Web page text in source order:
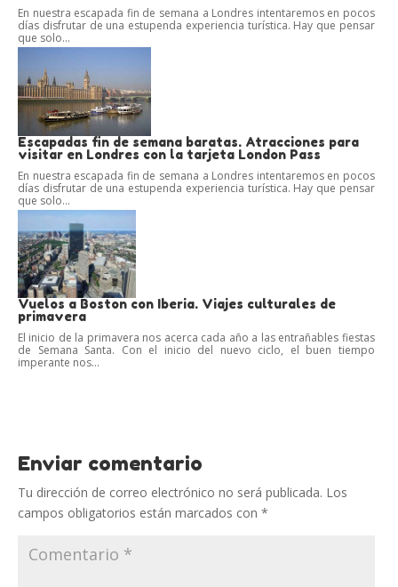
En nuestra escapada fin de semana a Londres intentaremos en pocos
días disfrutar de una estupenda experiencia turística. Hay que pensar
que solo...
Escapadas fin de semana baratas. Atracciones para
visitar en Londres con la tarjeta London Pass
En nuestra escapada fin de semana a Londres intentaremos en pocos
días disfrutar de una estupenda experiencia turística. Hay que pensar
que solo...
Vuelos a Boston con Iberia. Viajes culturales de
primavera
El inicio de la primavera nos acerca cada año a las entrañables fiestas
de Semana Santa. Con el inicio del nuevo ciclo, el buen tiempo
imperante nos...
Enviar comentario
Tu dirección de correo electrónico no será publicada. Los
campos obligatorios están marcados con *